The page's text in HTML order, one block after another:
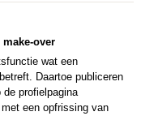
over
wat een
Daartoe publiceren
profielpagina
een opfrissing van